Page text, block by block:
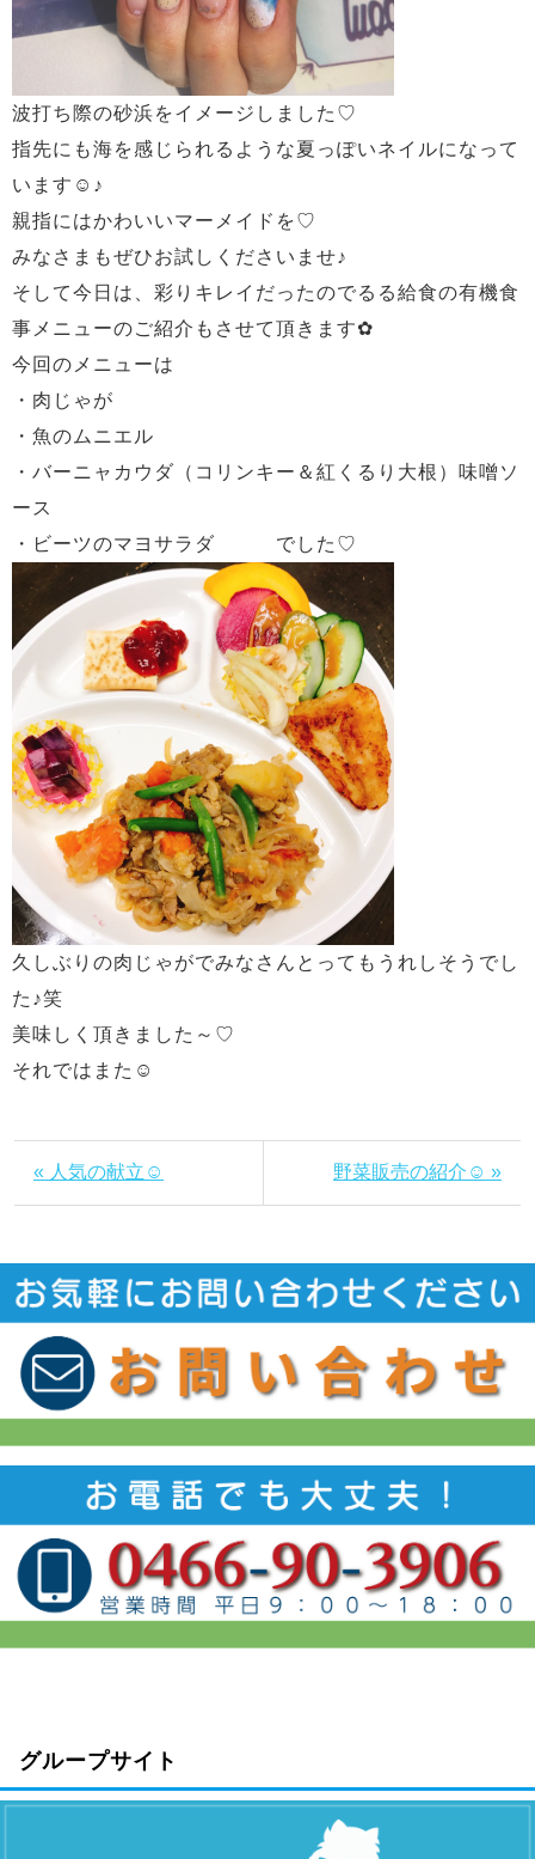
波打ち際の砂浜をイメージしました♡
指先にも海を感じられるような夏っぽいネイルになって
います☺♪
親指にはかわいいマーメイドを♡
みなさまもぜひお試しくださいませ♪
そして今日は、彩りキレイだったのでるる給食の有機食
事メニューのご紹介もさせて頂きます✿
今回のメニューは
・肉じゃが
・魚のムニエル
・バーニャカウダ（コリンキー＆紅くるり大根）味噌ソ
ース
・ビーツのマヨサラダ でした♡
久しぶりの肉じゃがでみなさんとってもうれしそうでし
た♪笑
美味しく頂きました～♡
それではまた☺
« 人気の献立☺ 野菜販売の紹介☺ »
グループサイト